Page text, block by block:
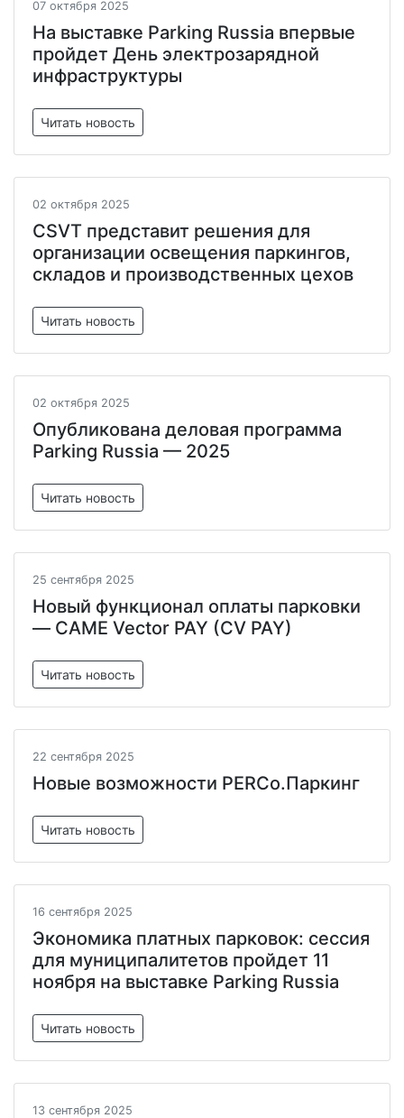
07 октября 2025
На выставке Parking Russia впервые
пройдет День электрозарядной
инфраструктуры
Читать новость
02 октября 2025
CSVT представит решения для
организации освещения паркингов,
складов и производственных цехов
Читать новость
02 октября 2025
Опубликована деловая программа
Parking Russia — 2025
Читать новость
25 сентября 2025
Новый функционал оплаты парковки
— CAME Vector PAY (CV PAY)
Читать новость
22 сентября 2025
Новые возможности PERCo.Паркинг
Читать новость
16 сентября 2025
Экономика платных парковок: сессия
для муниципалитетов пройдет 11
ноября на выставке Parking Russia
Читать новость
13 сентября 2025